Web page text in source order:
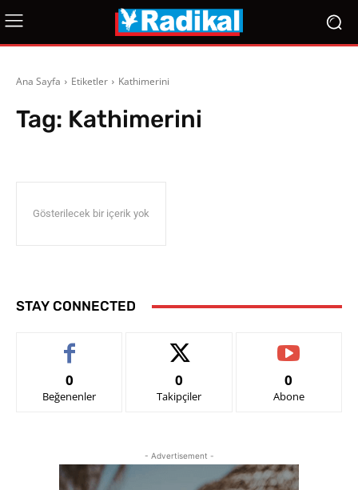
Ana Sayfa Etiketler Kathimerini
Tag: Kathimerini
Gösterilecek bir içerik yok
STAY CONNECTED
0
Beğenenler
0
Takipçiler
0
Abone
- Advertisement -